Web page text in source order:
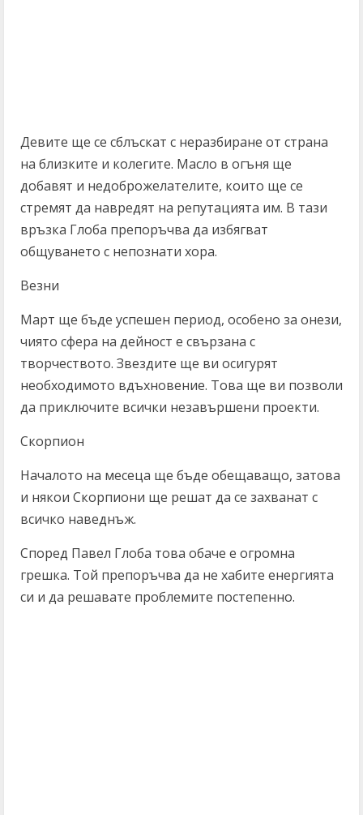
Девите ще се сблъскат с неразбиране от страна
на близките и колегите. Масло в огъня ще
добавят и недоброжелателите, които ще се
стремят да навредят на репутацията им. В тази
връзка Глоба препоръчва да избягват
общуването с непознати хора.
Везни
Март ще бъде успешен период, особено за онези,
чиято сфера на дейност е свързана с
творчеството. Звездите ще ви осигурят
необходимото вдъхновение. Това ще ви позволи
да приключите всички незавършени проекти.
Скорпион
Началото на месеца ще бъде обещаващо, затова
и някои Скорпиони ще решат да се захванат с
всичко наведнъж.
Според Павел Глоба това обаче е огромна
грешка. Той препоръчва да не хабите енергията
си и да решавате проблемите постепенно.